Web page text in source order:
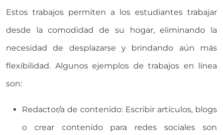
Estos trabajos permiten a los estudiantes trabajar
desde la comodidad de su hogar, eliminando la
necesidad de desplazarse y brindando aún más
flexibilidad. Algunos ejemplos de trabajos en línea
son:
Redactor/a de contenido: Escribir artículos, blogs
o crear contenido para redes sociales son